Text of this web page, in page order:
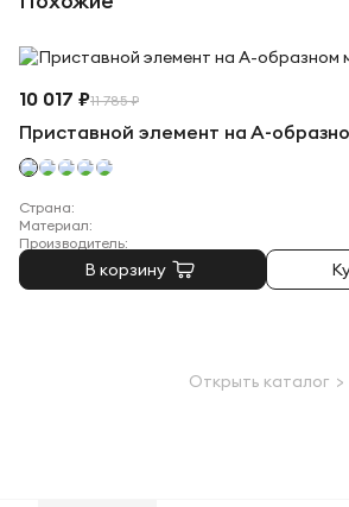
Приставной элемент на А-
10 017 ₽11 785 ₽
В корзину
Страна:
Материал:
Производитель:
Открыть каталог >